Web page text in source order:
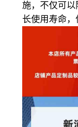
施，不仅可
长使用寿命，